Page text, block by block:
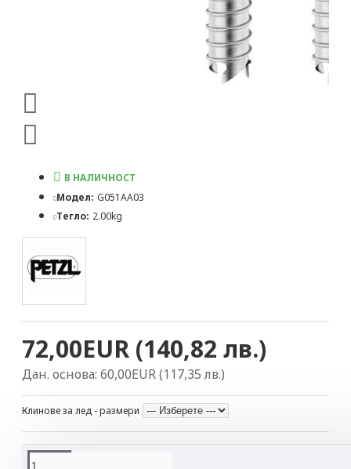
72,00EUR (140,82 лв.)
Дан. основа: 60,00EUR (117,35 лв.)
В НАЛИЧНОСТ
Модел: G051AA03
Тегло: 2.00kg
Клинове за лед - размери
ОПИСАНИЕ НА ПРОДУКТА